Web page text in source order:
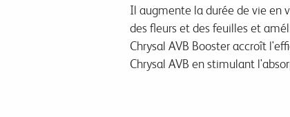
Il augmente la durée de vie en
des fleurs et des feuilles et
Chrysal AVB Booster accroît
Chrysal AVB en stimulant